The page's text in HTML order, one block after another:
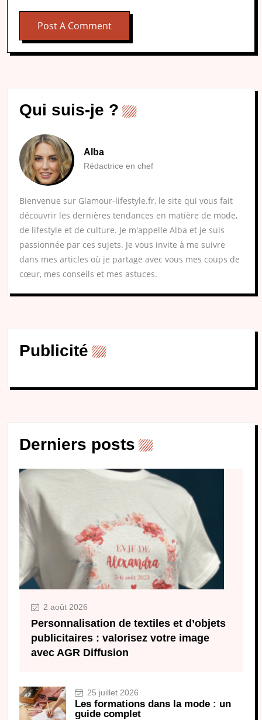
Qui suis-je ?
Alba
Rédactrice en chef
Bienvenue sur Glamour-lifestyle.fr, le site qui vous fait
découvrir les dernières tendances en matière de mode,
de lifestyle et de culture. Je m'appelle Alba et je suis
passionnée par ces sujets. Je vous invite à me suivre
dans mes articles où je partage avec vous mes coups de
cœur, mes conseils et mes astuces.
Publicité
Derniers posts
2 août 2026
Personnalisation de textiles et d’objets
publicitaires : valorisez votre image
avec AGR Diffusion
25 juillet 2026
Les formations dans la mode : un
guide complet